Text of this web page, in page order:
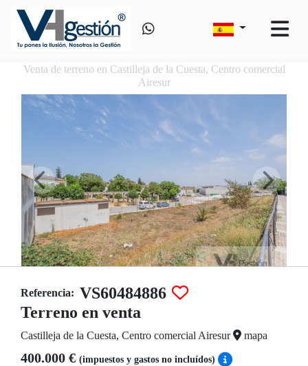
Venta de terreno en Castilleja de la Cuesta, Centro comercial
Airesur
Referencia: VS60484886
Terreno en venta
Castilleja de la Cuesta, Centro comercial Airesur mapa
400.000 € (impuestos y gastos no incluídos)